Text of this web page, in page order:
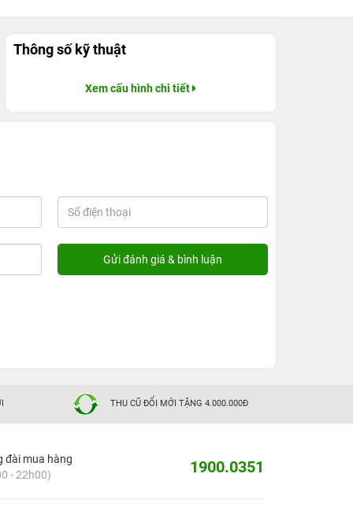
Thông số kỹ thuật
Xem cấu hình chi tiết
THU CŨ ĐỔI MỚI TẶNG 4.000.000Đ
đài mua hàng
- 22h00)
1900.0351